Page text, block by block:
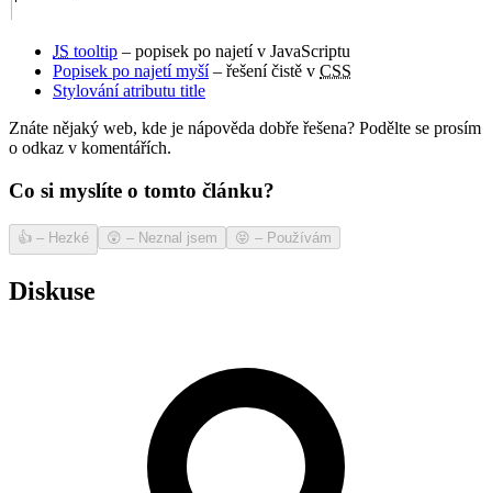
JS tooltip – popisek po najetí v JavaScriptu
Popisek po najetí myší– řešení čistě v CSS
Stylování atributu title
Znáte nějaký web, kde je nápověda dobře řešena? Podělte se prosím
o odkaz v komentářích.
Co si myslíte o tomto článku?
👍 – Hezké 😲 – Neznal jsem 😝 – Používám
Diskuse